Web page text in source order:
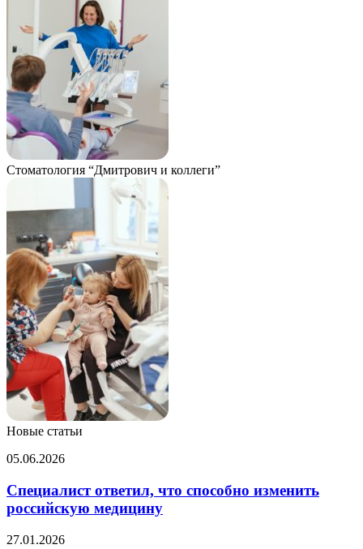
Стоматология “Дмитрович и коллеги”
Новые статьи
Специалист
что
способно
изменить
медицину
05.06.2026
Специалист ответил, что способно изменить
российскую медицину
В
27.01.2026